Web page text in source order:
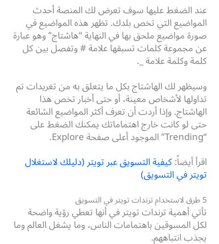
عند الضغط عليها سوف تعرض لك المنصة أحدث
المواضيع التي تخص بلدك.تظهر هذه المواضيع في
صورة مواضيع ملحق بها في النهاية “هاشتاج” وهو عبارة
عن مجموعة كلمات تسبقها علامة # وتفصل بين كل
كلمة وكلمة علامة _.
وسيظهر لك الهاشتاج بكل ما يتعلق به من تغريدات تم
تداولها لأشخاص معينة، أو حتى أخبار تخص هذا
الهاشتاج. وإذا أردت أن تعرف أكثر المواضيع الشائعة
حتى لو كانت خارج اهتماماتك يمكنك الضغط على
“Trending” الموجود أعلى صفحة Explore.
اقرأ أيضاً:كيفية التسويق عبر تويتر (دليلك لاستغلال
تويتر في التسويق)
5 طرق لاستخدام ترندات تويتر في التسويق
تأتي أهمية ترندات تويتر في أنها تعطي رؤية واضحة
لكل المسوقين باهتمامات الناس، وما يشغل العالم وما
يجذب انتباههم.